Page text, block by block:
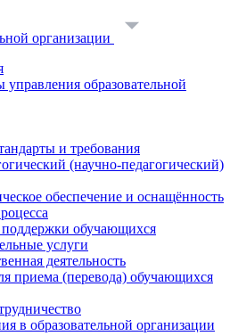
организации
образовательной
и требования
(научно-педагогический)
обеспечение и оснащённость
обучающихся
услуги
деятельность
приема (перевода) обучающихся
в образовательной организации